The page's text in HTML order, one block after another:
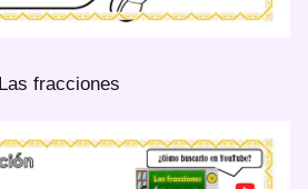
Las fracciones